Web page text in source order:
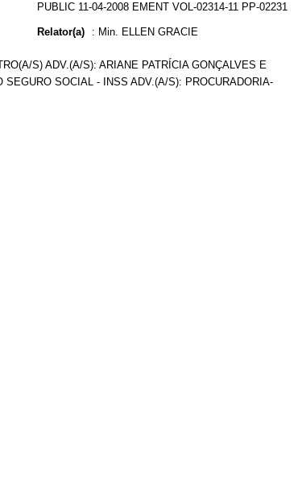
PUBLIC 11-04-2008 EMENT VOL-02314-11 PP-02231
Relator(a) : Min. ELLEN GRACIE
S) ADV.(A/S): ARIANE PATRÍCIA GONÇALVES E
SOCIAL - INSS ADV.(A/S): PROCURADORIA-